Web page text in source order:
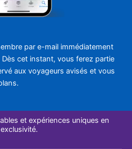
par e-mail immédiatement
cet instant, vous ferez partie
aux voyageurs avisés et vous
et expériences uniques en
exclusivité.